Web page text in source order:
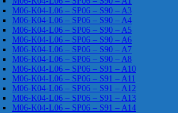
M06-K04-L06 – SP06 – S90 – A3
M06-K04-L06 – SP06 – S90 – A4
M06-K04-L06 – SP06 – S90 – A5
M06-K04-L06 – SP06 – S90 – A6
M06-K04-L06 – SP06 – S90 – A7
M06-K04-L06 – SP06 – S90 – A8
M06-K04-L06 – SP06 – S91 – A10
M06-K04-L06 – SP06 – S91 – A11
M06-K04-L06 – SP06 – S91 – A12
M06-K04-L06 – SP06 – S91 – A13
M06-K04-L06 – SP06 – S91 – A14